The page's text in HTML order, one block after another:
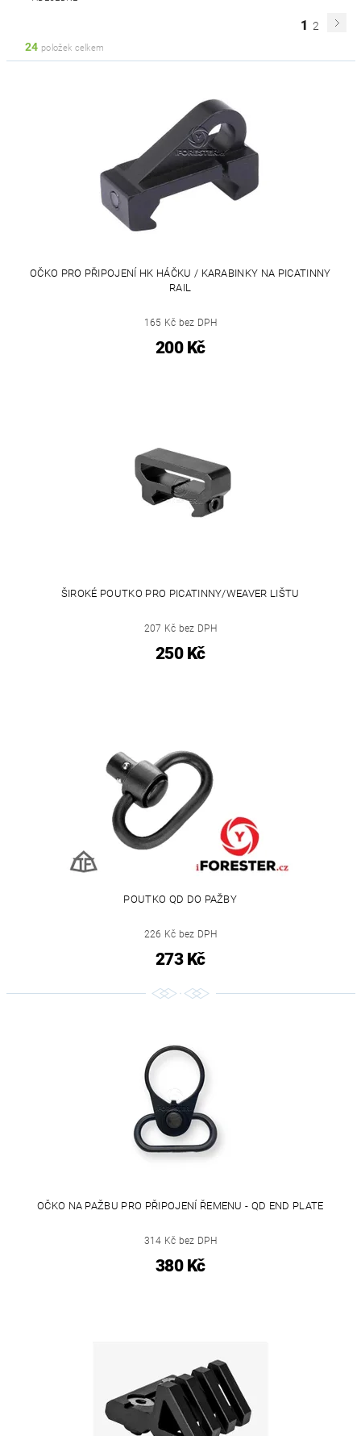
1 2
24 položek celkem
OČKO PRO PŘIPOJENÍ HK HÁČKU / KARABINKY NA PICATINNY
RAIL
165 Kč bez DPH
200 Kč
ŠIROKÉ POUTKO PRO PICATINNY/WEAVER LIŠTU
207 Kč bez DPH
250 Kč
POUTKO QD DO PAŽBY
226 Kč bez DPH
273 Kč
OČKO NA PAŽBU PRO PŘIPOJENÍ ŘEMENU - QD END PLATE
314 Kč bez DPH
380 Kč